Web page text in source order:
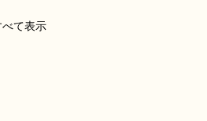
べて表示